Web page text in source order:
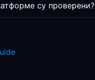
су проверени?